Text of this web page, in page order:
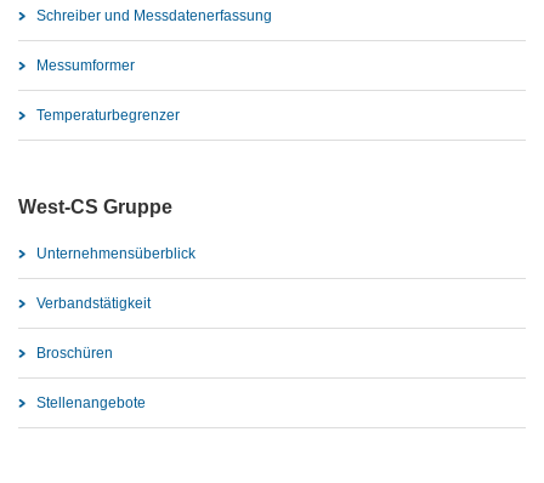
Schreiber und Messdatenerfassung
Messumformer
Temperaturbegrenzer
West-CS Gruppe
Unternehmensüberblick
Verbandstätigkeit
Broschüren
Stellenangebote